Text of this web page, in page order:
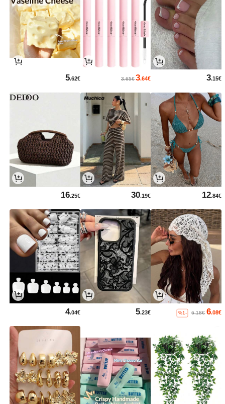
3.15€
3.64€
3.65€
5.62€
12.84€
30.19€
16.25€
6.08€
6.18€
%1-
5.23€
4.04€